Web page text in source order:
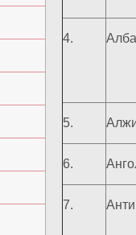
4.
5.
6.
7.